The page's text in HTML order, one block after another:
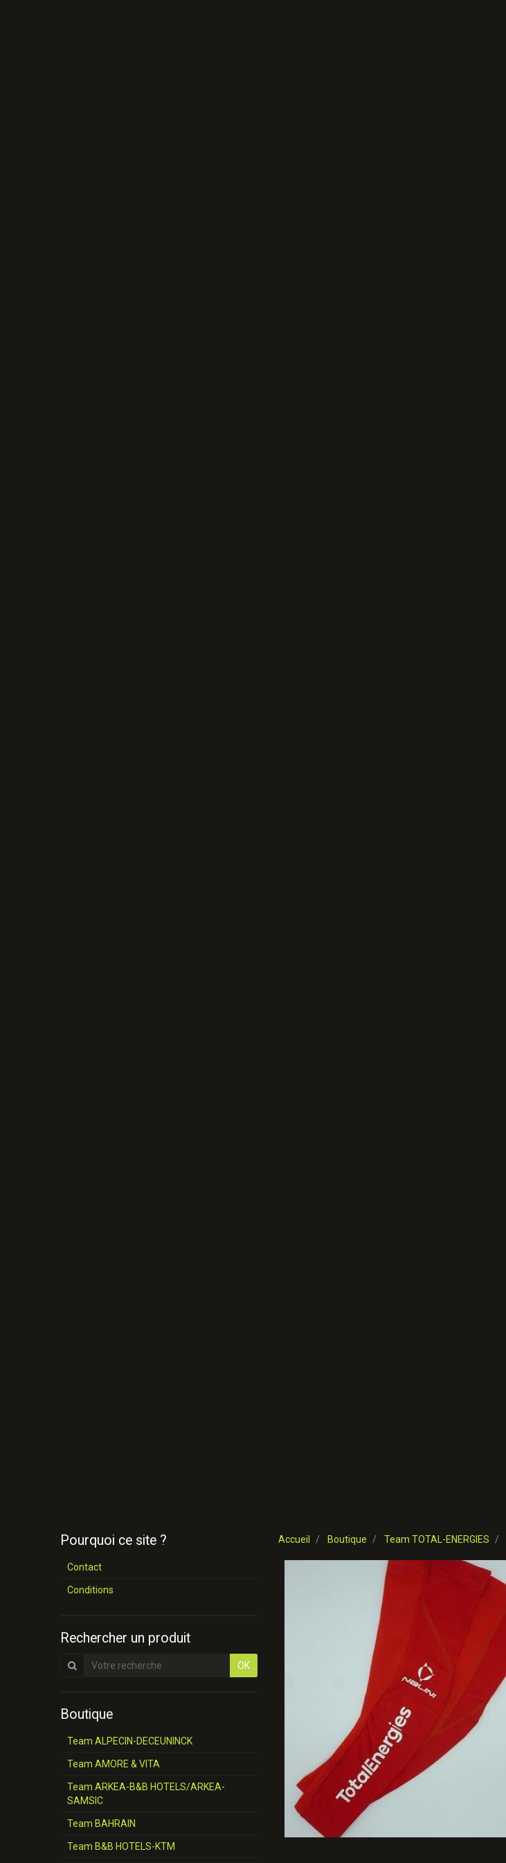
Accueil Boutique Team TOTAL-ENERGIES
Pourquoi ce site ?
Contact
Conditions
Rechercher un produit
OK
Boutique
Team ALPECIN-DECEUNINCK
Team AMORE & VITA
Team ARKEA-B&B HOTELS/ARKEA-
SAMSIC
Team BAHRAIN
Team B&B HOTELS-KTM